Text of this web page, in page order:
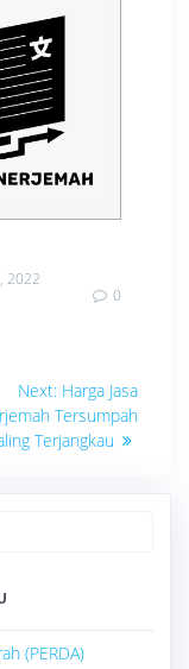
2022
0
Next: Next
post:
Harga Jasa
Tersumpah
Terjangkau
(PERDA)